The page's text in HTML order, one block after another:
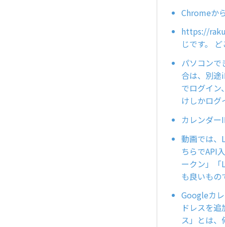
Chromeか
https://
じです。
パソコンで
合は、別途
でログイン
けしかログ
カレンダー
動画では、
ちらでAPI
ークン」「
も良いもの
Googleカ
ドレスを
ス」とは、